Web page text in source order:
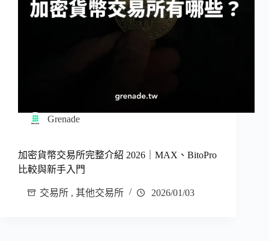
Grenade
加密貨幣交易所完整介紹 2026｜MAX、BitoPro
比較與新手入門
交易所 , 其他交易所 2026/01/03